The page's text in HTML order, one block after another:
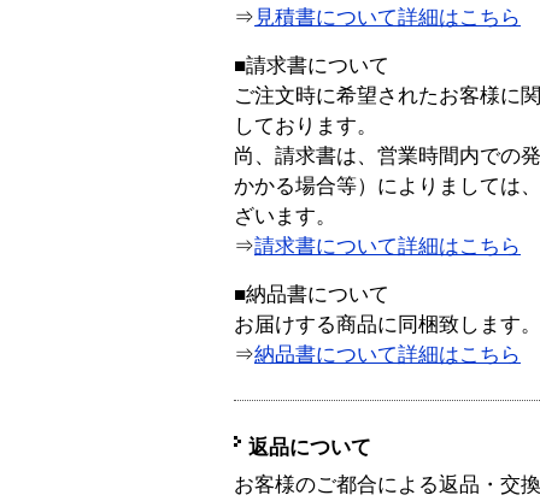
⇒ 見積書について詳細はこちら
■請求書について
ご注文時に希望されたお客様に
しております。
尚、請求書は、営業時間内での
かかる場合等）によりましては
ざいます。
⇒請求書について詳細はこちら
■納品書について
お届けする商品に同梱致します。
⇒納品書について詳細はこちら
返品について
お客様のご都合による返品・交